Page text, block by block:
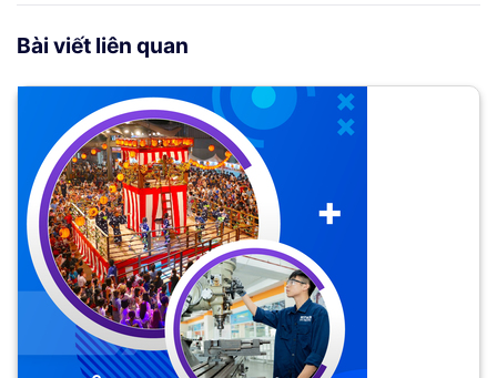
Bài viết liên quan